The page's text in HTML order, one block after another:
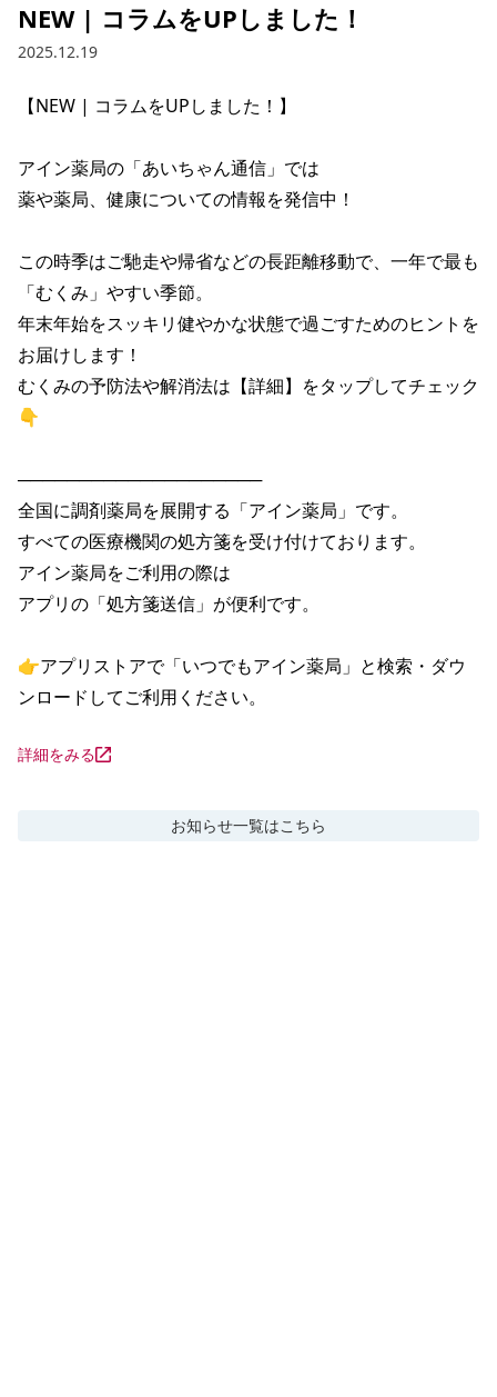
NEW | コラムをUPしました！
2025.12.19
【NEW | コラムをUPしました！】
アイン薬局の「あいちゃん通信」では
薬や薬局、健康についての情報を発信中！
この時季はご馳走や帰省などの長距離移動で、一年で最も
「むくみ」やすい季節。
年末年始をスッキリ健やかな状態で過ごすためのヒントを
お届けします！
むくみの予防法や解消法は【詳細】をタップしてチェック
👇
────────────────────
全国に調剤薬局を展開する「アイン薬局」です。
すべての医療機関の処方箋を受け付けております。
アイン薬局をご利用の際は
アプリの「処方箋送信」が便利です。
👉アプリストアで「いつでもアイン薬局」と検索・ダウ
ンロードしてご利用ください。
詳細をみる
お知らせ一覧はこちら